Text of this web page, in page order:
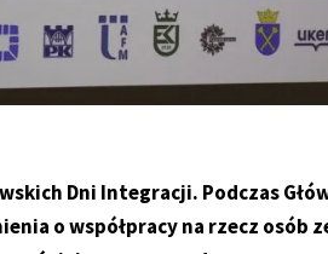
Dni Integracji. Podczas
o współpracy na rzecz osób